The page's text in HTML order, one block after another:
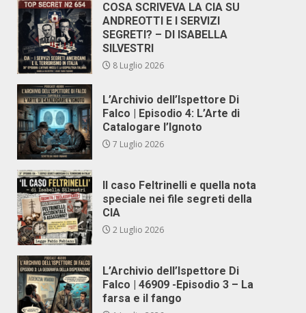
COSA SCRIVEVA LA CIA SU
ANDREOTTI E I SERVIZI
SEGRETI? – DI ISABELLA
SILVESTRI
8 Luglio 2026
L’Archivio dell’Ispettore Di
Falco | Episodio 4: L’Arte di
Catalogare l’Ignoto
7 Luglio 2026
Il caso Feltrinelli e quella nota
speciale nei file segreti della
CIA
2 Luglio 2026
L’Archivio dell’Ispettore Di
Falco | 46909 -Episodio 3 – La
farsa e il fango